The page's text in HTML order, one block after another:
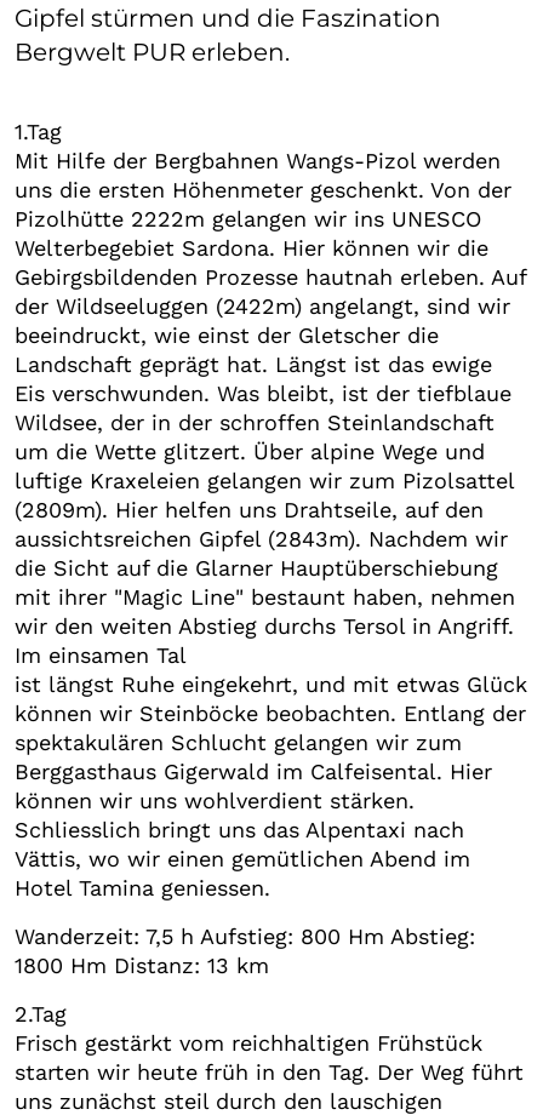
Gipfel stürmen und die Faszination
Bergwelt PUR erleben.
1.Tag
Mit Hilfe der Bergbahnen Wangs-Pizol werden
uns die ersten Höhenmeter geschenkt. Von der
Pizolhütte 2222m gelangen wir ins UNESCO
Welterbegebiet Sardona. Hier können wir die
Gebirgsbildenden Prozesse hautnah erleben. Auf
der Wildseeluggen (2422m) angelangt, sind wir
beeindruckt, wie einst der Gletscher die
Landschaft geprägt hat. Längst ist das ewige
Eis verschwunden. Was bleibt, ist der tiefblaue
Wildsee, der in der schroffen Steinlandschaft
um die Wette glitzert. Über alpine Wege und
luftige Kraxeleien gelangen wir zum Pizolsattel
(2809m). Hier helfen uns Drahtseile, auf den
aussichtsreichen Gipfel (2843m). Nachdem wir
die Sicht auf die Glarner Hauptüberschiebung
mit ihrer "Magic Line" bestaunt haben, nehmen
wir den weiten Abstieg durchs Tersol in Angriff.
Im einsamen Tal
ist längst Ruhe eingekehrt, und mit etwas Glück
können wir Steinböcke beobachten. Entlang der
spektakulären Schlucht gelangen wir zum
Berggasthaus Gigerwald im Calfeisental. Hier
können wir uns wohlverdient stärken.
Schliesslich bringt uns das Alpentaxi nach
Vättis, wo wir einen gemütlichen Abend im
Hotel Tamina geniessen.
Wanderzeit: 7,5 h Aufstieg: 800 Hm Abstieg:
1800 Hm Distanz: 13 km
2.Tag
Frisch gestärkt vom reichhaltigen Frühstück
starten wir heute früh in den Tag. Der Weg führt
uns zunächst steil durch den lauschigen